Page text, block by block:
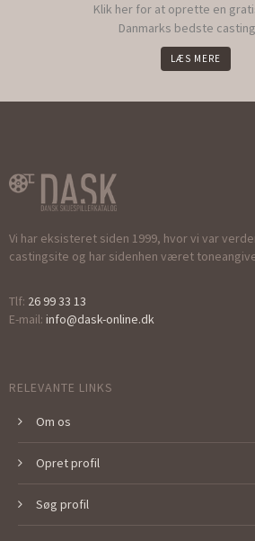
Klik her for at oprette en
Danmarks bedste
LÆS MERE
Vi har eksisteret siden 1999, hvor vi var
castingsite og har sidenhen været
Tlf: 26 99 33 13
E-mail: info@dask-online.dk
RELEVANTE LINKS
Om os
Opret profil
Søg profil